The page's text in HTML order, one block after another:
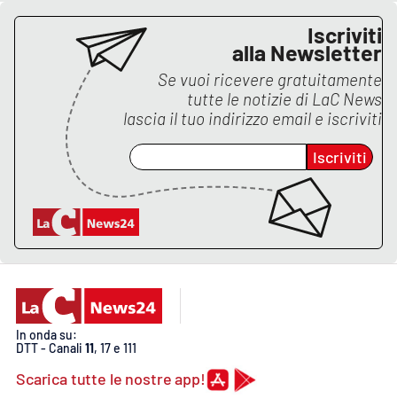
Iscriviti
alla Newsletter
Se vuoi ricevere gratuitamente
tutte le notizie di LaC News
lascia il tuo indirizzo email e iscriviti
Iscriviti
In onda su:
DTT - Canali 11, 17 e 111
Scarica tutte le nostre app!